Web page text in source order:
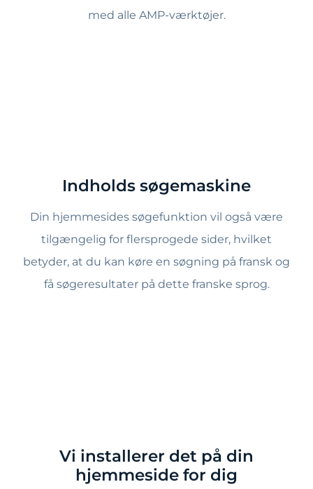
med alle AMP-værktøjer.
Indholds søgemaskine
Din hjemmesides søgefunktion vil også være
tilgængelig for flersprogede sider, hvilket
betyder, at du kan køre en søgning på fransk og
få søgeresultater på dette franske sprog.
Vi installerer det på din
hjemmeside for dig